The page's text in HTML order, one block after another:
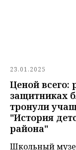
23.01.2025
Ценой всего:
защитниках
тронули
"История
района"
Школьный